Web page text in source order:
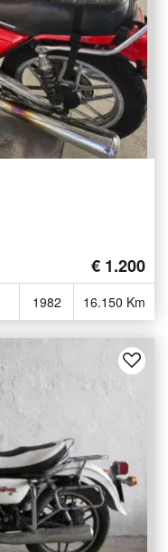
€ 1.200
1982 16.150 Km